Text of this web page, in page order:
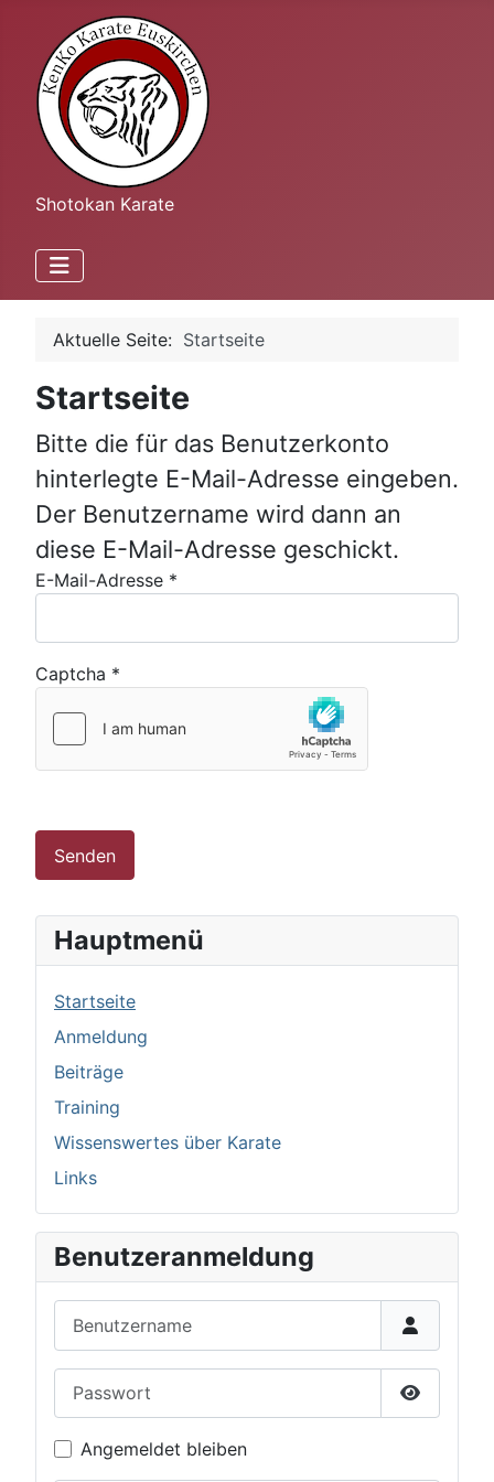
Shotokan Karate
Aktuelle Seite: Startseite
Startseite
Bitte die für das Benutzerkonto
hinterlegte E-Mail-Adresse eingeben.
Der Benutzername wird dann an
diese E-Mail-Adresse geschickt.
E-Mail-Adresse *
Captcha *
Senden
Hauptmenü
Startseite
Anmeldung
Beiträge
Training
Wissenswertes über Karate
Links
Benutzeranmeldung
Passwort
Angemeldet bleiben